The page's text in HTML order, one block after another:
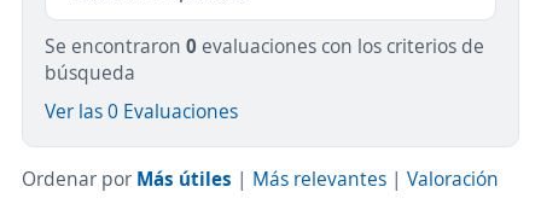
Se encontraron 0 evaluaciones con los criterios de
búsqueda
Ver las 0 Evaluaciones
Ordenar por Más útiles | Más relevantes | Valoración